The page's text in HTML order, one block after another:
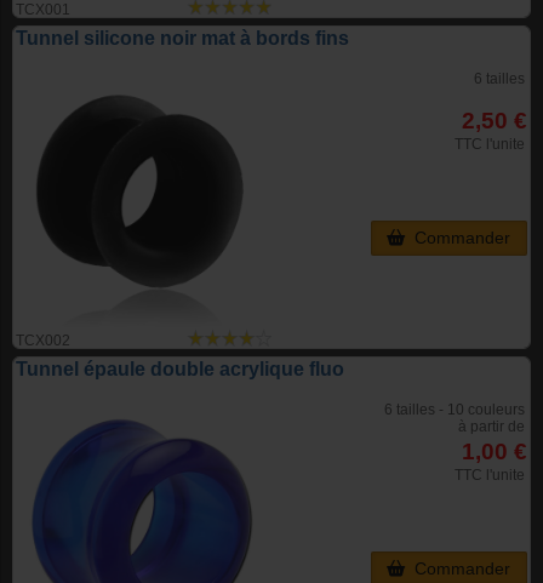
TCX001
Tunnel silicone noir mat à bords fins
TCX002
6 tailles
2,50 €
TTC l'unite
Commander
Tunnel épaule double acrylique fluo
6 tailles - 10 couleurs
à partir de
1,00 €
TTC l'unite
Commander